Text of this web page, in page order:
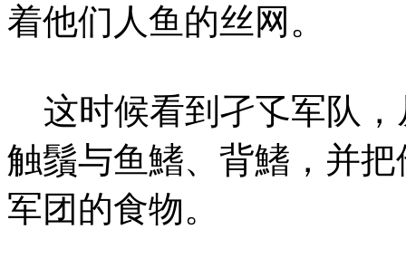
着他们人鱼的丝网。
这时候看到孑孓军队，
触鬚与鱼鰭、背鰭，并
军团的食物。